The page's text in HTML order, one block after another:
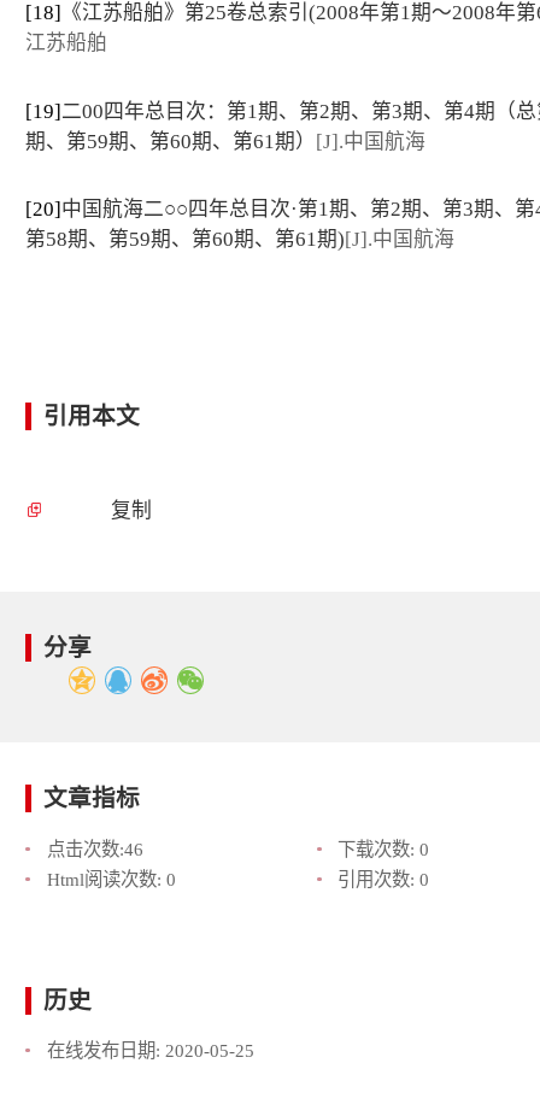
[18] 《江苏船舶》第25卷总索引(2008年第1期～2008年
江苏船舶
[19]二00四年总目次：第1期、第2期、第3期、第4期（
期、第59期、第60期、第61期） [J].中国航海
[20]中国航海二○○四年总目次·第1期、第2期、第3期、
第58期、第59期、第60期、第61期)[J].中国航海
引用本文
复制
分享
文章指标
点击次数:46 下载次数: 0
Html阅读次数: 0 引用次数: 0
历史
在线发布日期: 2020-05-25